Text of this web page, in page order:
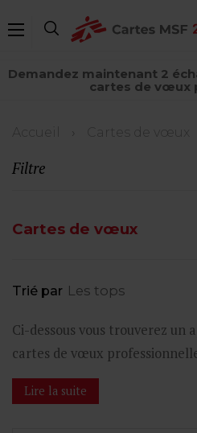
au
principal
Demandez maintenant 2
cartes de vœux
Fil
Accueil Cartes de vœux
Filtre
Cartes de vœux
Trié par
Ci-dessous vous trouverez un
cartes de vœux
Lire la suite